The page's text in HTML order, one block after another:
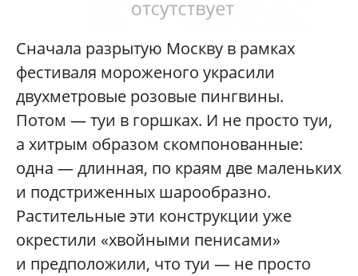
Сначала разрытую Москву в рамках
фестиваля мороженого украсили
двухметровые розовые пингвины.
Потом — туи в горшках. И не просто туи,
а хитрым образом скомпонованные:
одна — длинная, по краям две маленьких
и подстриженных шарообразно.
Растительные эти конструкции уже
окрестили «хвойными пенисами»
и предположили, что туи — не просто